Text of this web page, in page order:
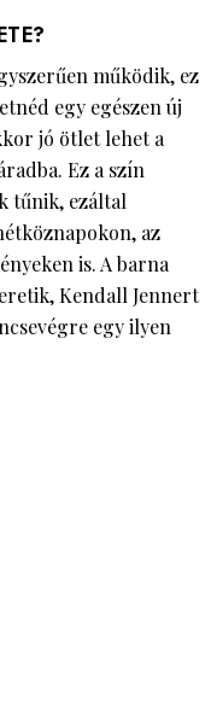
működik, ez
egy egészen új
jó ötlet lehet a
Ez a szín
tűnik, ezáltal
az
is. A barna
Kendall Jennert
egy ilyen